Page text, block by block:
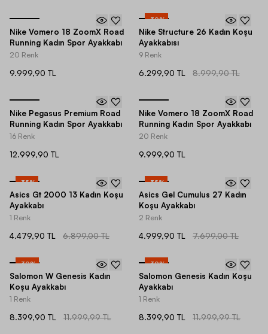
Nike Vomero 18 ZoomX Road
Running Kadın Spor Ayakkabı
20 Renk
9.999,90 TL
-30%
Nike Structure 26 Kadın Koşu
Ayakkabısı
9 Renk
6.299,90 TL 8.999,90 TL
Nike Pegasus Premium Road
Running Kadın Spor Ayakkabı
16 Renk
12.999,90 TL
Nike Vomero 18 ZoomX Road
Running Kadın Spor Ayakkabı
20 Renk
9.999,90 TL
-35%
Asics Gt 2000 13 Kadın Koşu
Ayakkabı
1 Renk
4.479,90 TL 6.899,00 TL
-35%
Asics Gel Cumulus 27 Kadın
Koşu Ayakkabı
2 Renk
4.999,90 TL 7.699,00 TL
-30%
Salomon W Genesis Kadın
Koşu Ayakkabı
1 Renk
8.399,90 TL 11.999,99 TL
-30%
Salomon Genesis Kadın Koşu
Ayakkabı
1 Renk
8.399,90 TL 11.999,99 TL